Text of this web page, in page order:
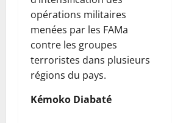
opérations militaires
menées par les FAMa
contre les groupes
terroristes dans plusieurs
régions du pays.
Kémoko Diabaté